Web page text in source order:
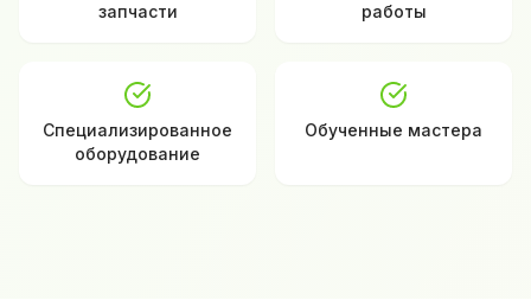
запчасти
работы
Специализированное
оборудование
Обученные мастера